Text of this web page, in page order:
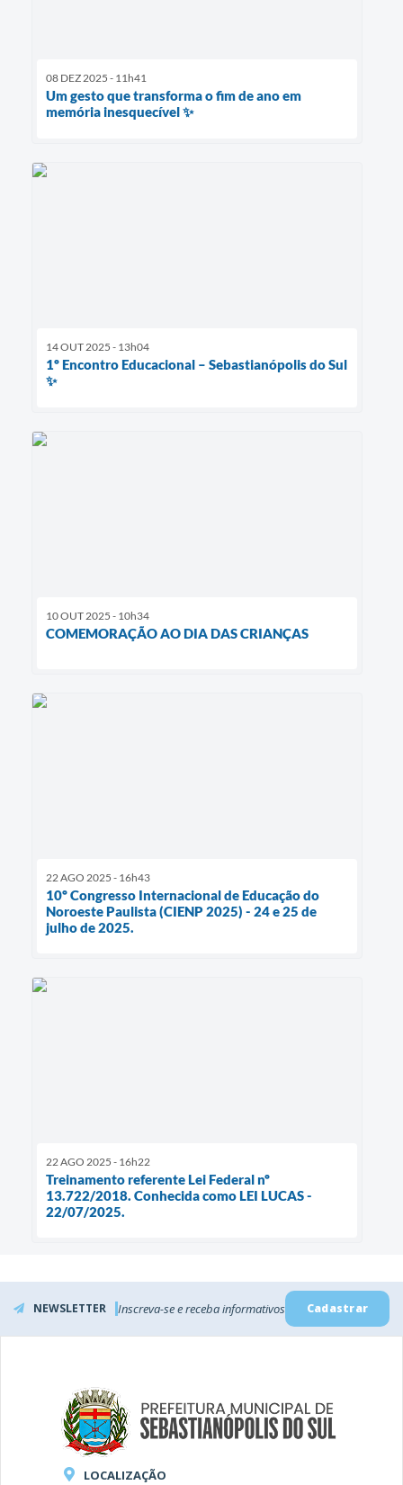
08 DEZ 2025 - 11h41
Um gesto que transforma o fim de ano em
memória inesquecível ✨
14 OUT 2025 - 13h04
1º Encontro Educacional – Sebastianópolis do Sul
✨
10 OUT 2025 - 10h34
COMEMORAÇÃO AO DIA DAS CRIANÇAS
22 AGO 2025 - 16h43
10º Congresso Internacional de Educação do
Noroeste Paulista (CIENP 2025) - 24 e 25 de
julho de 2025.
22 AGO 2025 - 16h22
Treinamento referente Lei Federal nº
13.722/2018. Conhecida como LEI LUCAS -
22/07/2025.
NEWSLETTER Inscreva-se e receba informativos Cadastrar
LOCALIZAÇÃO